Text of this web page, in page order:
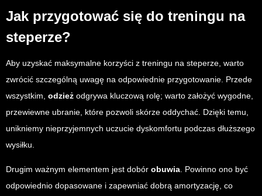
Jak przygotować się do treningu na
steperze?
Aby uzyskać maksymalne korzyści z treningu na steperze, warto
zwrócić szczególną uwagę na odpowiednie przygotowanie. Przede
wszystkim, odzież odgrywa kluczową rolę; warto założyć wygodne,
przewiewne ubranie, które pozwoli skórze oddychać. Dzięki temu,
unikniemy nieprzyjemnych uczucie dyskomfortu podczas dłuższego
wysiłku.
Drugim ważnym elementem jest dobór obuwia . Powinno ono być
odpowiednio dopasowane i zapewniać dobrą amortyzację, co